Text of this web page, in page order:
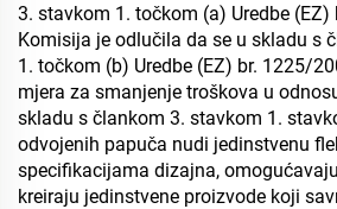
3. stavkom 1. točkom (a) Uredbe
Komisija je odlučila da se u skladu s
1. točkom (b) Uredbe (EZ) br. 1225/
mjera za smanjenje troškova u
skladu s člankom 3. stavkom 1.
odvojenih papuča nudi jedinstvenu
specifikacijama dizajna,
kreiraju jedinstvene proizvode koji